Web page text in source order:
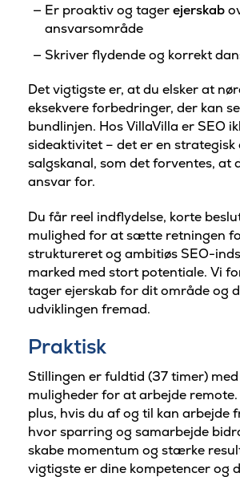
Er proaktiv og tagerejerskab
ansvarsområde
Skriver flydende og korrekt
Det vigtigste er, at du elsker at
eksekvere forbedringer, der kan
bundlinjen. Hos VillaVilla er SEO
sideaktivitet – det er en strategisk
salgskanal, som det forventes, at
ansvar for.
Du får reel indflydelse, korte
mulighed for at sætte retningen
struktureret og ambitiøs SEO-
marked med stort potentiale. Vi
tager ejerskab for dit område og
udviklingen fremad.
Praktisk
Stillingen er fuldtid (37 timer)
muligheder for at arbejde
plus, hvis du af og til kan arbejde
hvor sparring og samarbejde
skabe momentum og stærke
vigtigste er dine kompetencer og